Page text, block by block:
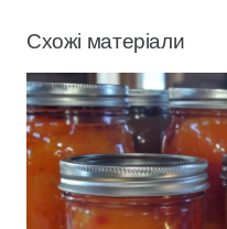
Схожі матеріали